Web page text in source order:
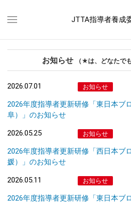
JTTA指導者養成
お知らせ （★は、どなたで
2026.07.01 お知らせ
2026年度指導者更新研修「東日本ブ
阜）」のお知らせ
2026.05.25 お知らせ
2026年度指導者更新研修「西日本ブ
媛）」のお知らせ
2026.05.11 お知らせ
2026年度指導者更新研修「東日本ブ